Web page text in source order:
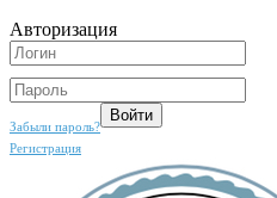
Авторизация
Забыли пароль?
Регистрация